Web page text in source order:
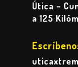
Útica –
a 125